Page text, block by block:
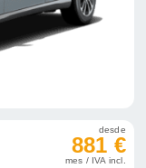
desde
881 €
mes / IVA incl.